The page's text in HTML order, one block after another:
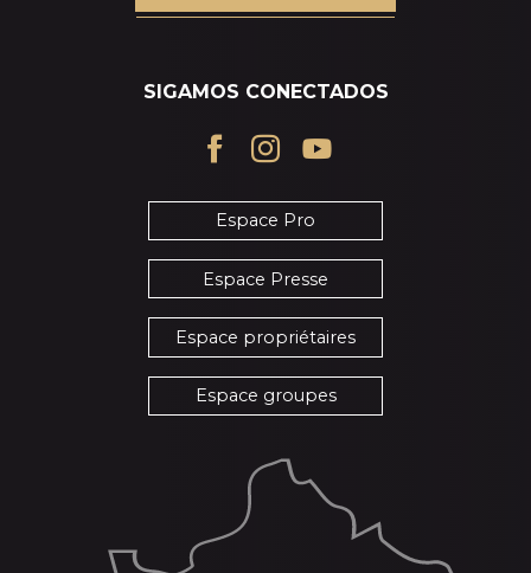
SIGAMOS CONECTADOS
Espace Pro
Espace Presse
Espace propriétaires
Espace groupes